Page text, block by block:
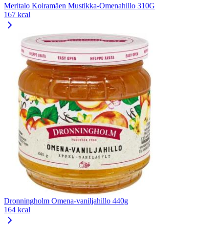
Meritalo Koiramäen Mustikka-Omenahillo 310G
167 kcal
Dronningholm Omena-vaniljahillo 440g
164 kcal